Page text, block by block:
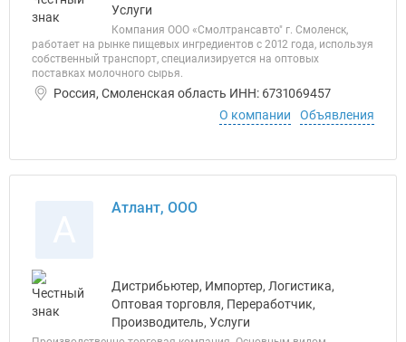
Услуги
Компания ООО «Смолтрансавто" г. Смоленск,
работает на рынке пищевых ингредиентов с 2012 года, используя
собственный транспорт, специализируется на оптовых
поставках молочного сырья.
Россия, Смоленская область ИНН: 6731069457
О компании
Объявления
Атлант, ООО
Дистрибьютер, Импортер, Логистика,
Оптовая торговля, Переработчик,
Производитель, Услуги